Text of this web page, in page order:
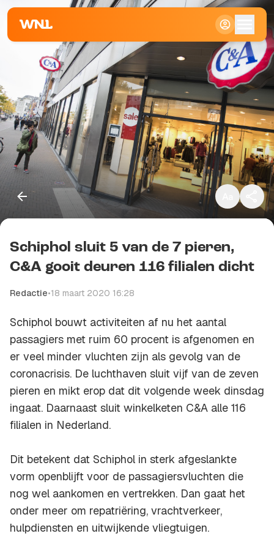
Klein
Standaard
Groot
Kopieer link
Schiphol sluit 5 van de 7 pieren,
C&A gooit deuren 116 filialen dicht
Redactie•18 maart 2020 16:28
Schiphol bouwt activiteiten af nu het aantal
passagiers met ruim 60 procent is afgenomen en
er veel minder vluchten zijn als gevolg van de
coronacrisis. De luchthaven sluit vijf van de zeven
pieren en mikt erop dat dit volgende week dinsdag
ingaat. Daarnaast sluit winkelketen C&A alle 116
filialen in Nederland.
Dit betekent dat Schiphol in sterk afgeslankte
vorm openblijft voor de passagiersvluchten die
nog wel aankomen en vertrekken. Dan gaat het
onder meer om repatriëring, vrachtverkeer,
hulpdiensten en uitwijkende vliegtuigen.